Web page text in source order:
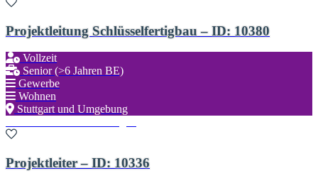
Projektleitung Schlüsselfertigbau – ID: 10380
Vollzeit
Senior (>6 Jahren BE)
Gewerbe
Wohnen
Stuttgart und Umgebung
Projektleiter – ID: 10336